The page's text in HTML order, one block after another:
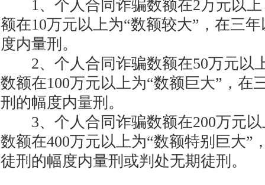
1、个人合同诈骗数额在2万元以上
额在10万元以上为“数额较大”，在三
度内量刑。
2、个人合同诈骗数额在50万元以
数额在100万元以上为“数额巨大”，在
刑的幅度内量刑。
3、个人合同诈骗数额在200万元以
数额在400万元以上为“数额特别巨大”
徒刑的幅度内量刑或判处无期徒刑。